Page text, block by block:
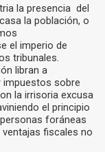
la presencia del
la población, o
el imperio de
tribunales.
libran a
impuestos sobre
la irrisoria excusa
el principio
foráneas
fiscales no